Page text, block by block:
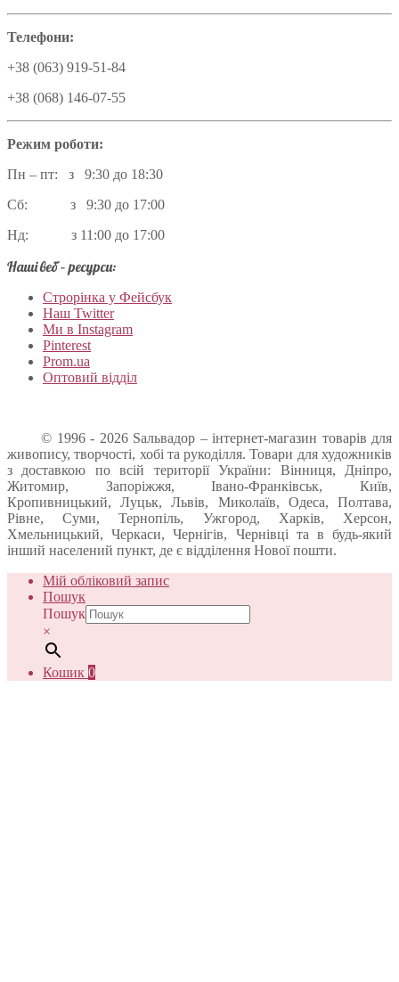
Телефони:
+38 (063) 919-51-84
+38 (068) 146-07-55
Режим роботи:
Пн – пт: з 9:30 до 18:30
Сб: з 9:30 до 17:00
Нд: з 11:00 до 17:00
Наші веб – ресурси:
Строрінка у Фейсбук
Наш Twitter
Ми в Instagram
Pinterest
Prom.ua
Оптовий відділ
© 1996 - 2026 Sальвадор – інтернет-магазин товарів для
живопису, творчості, хобі та рукоділля. Товари для художників
з доставкою по всій території України: Вінниця, Дніпро,
Житомир, Запоріжжя, Івано-Франківськ, Київ,
Кропивницький, Луцьк, Львів, Миколаїв, Одеса, Полтава,
Рівне, Суми, Тернопіль, Ужгород, Харків, Херсон,
Хмельницький, Черкаси, Чернігів, Чернівці та в будь-який
інший населений пункт, де є відділення Нової пошти.
Мій обліковий запис
Пошук
Пошук
×
Кошик 0